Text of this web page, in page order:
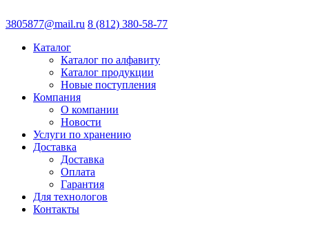
3805877@mail.ru 8 (812) 380-58-77
Каталог
Каталог по алфавиту
Каталог продукции
Новые поступления
Компания
О компании
Новости
Услуги по хранению
Доставка
Доставка
Оплата
Гарантия
Для технологов
Контакты